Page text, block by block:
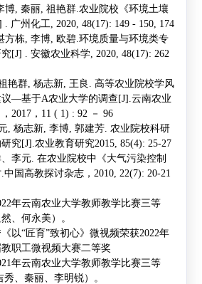
博, 秦丽, 祖艳群. 农业院校《环境土壤
. 广州化工 , 2020, 48(17): 149 - 150, 174
方栋 李博, 欧碧. 环境质量与环境类专
[J] . 安徽农业科学, 2020, 48(17): 262
艳群, 杨志新, 王良
高等农业院校学风
—基于A农业大学的调查[J]. 云南农业
2017， 11 ( 1) : 92 － 96
, 杨志新, 李博, 郭建芳. 农业院校科研
究[J]. 农业教育研究2015, 85(4): 25-27
李元. 在农业院校中《大气污染控制
. 中国高教探讨杂志， 2010, 22(7): 20-21
年云南农业大学教师教学比赛三等
然、何永美）。
《以“匠育”致初心》微视频荣获2022年
职工微视频大赛二等奖
年云南农业大学教师教学比赛三等
秀 、秦丽、李明锐）。